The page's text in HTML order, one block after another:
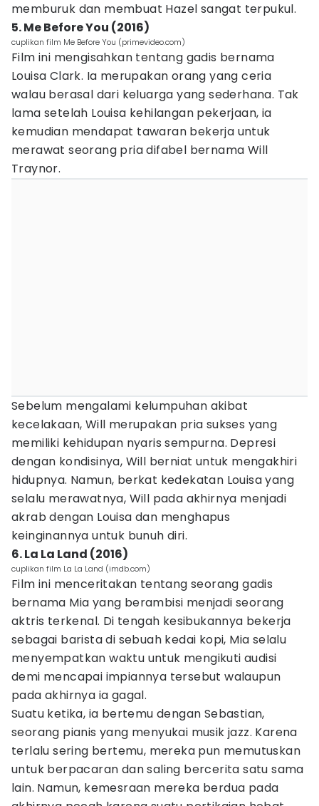
memburuk dan membuat Hazel sangat terpukul.
5. Me Before You (2016)
cuplikan film Me Before You (primevideo.com)
Film ini mengisahkan tentang gadis bernama
Louisa Clark. Ia merupakan orang yang ceria
walau berasal dari keluarga yang sederhana. Tak
lama setelah Louisa kehilangan pekerjaan, ia
kemudian mendapat tawaran bekerja untuk
merawat seorang pria difabel bernama Will
Traynor.
Sebelum mengalami kelumpuhan akibat
kecelakaan, Will merupakan pria sukses yang
memiliki kehidupan nyaris sempurna. Depresi
dengan kondisinya, Will berniat untuk mengakhiri
hidupnya. Namun, berkat kedekatan Louisa yang
selalu merawatnya, Will pada akhirnya menjadi
akrab dengan Louisa dan menghapus
keinginannya untuk bunuh diri.
6. La La Land (2016)
cuplikan film La La Land (imdb.com)
Film ini menceritakan tentang seorang gadis
bernama Mia yang berambisi menjadi seorang
aktris terkenal. Di tengah kesibukannya bekerja
sebagai barista di sebuah kedai kopi, Mia selalu
menyempatkan waktu untuk mengikuti audisi
demi mencapai impiannya tersebut walaupun
pada akhirnya ia gagal.
Suatu ketika, ia bertemu dengan Sebastian,
seorang pianis yang menyukai musik jazz. Karena
terlalu sering bertemu, mereka pun memutuskan
untuk berpacaran dan saling bercerita satu sama
lain. Namun, kemesraan mereka berdua pada